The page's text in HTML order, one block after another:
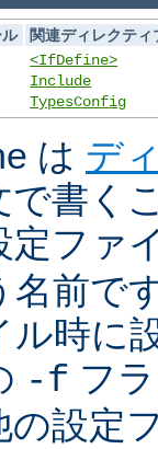
関連ディレクティ
<IfDefine>
Include
TypesConfig
は デ
で書く
定ファ
名前で
ル時に
-f フ
の設定